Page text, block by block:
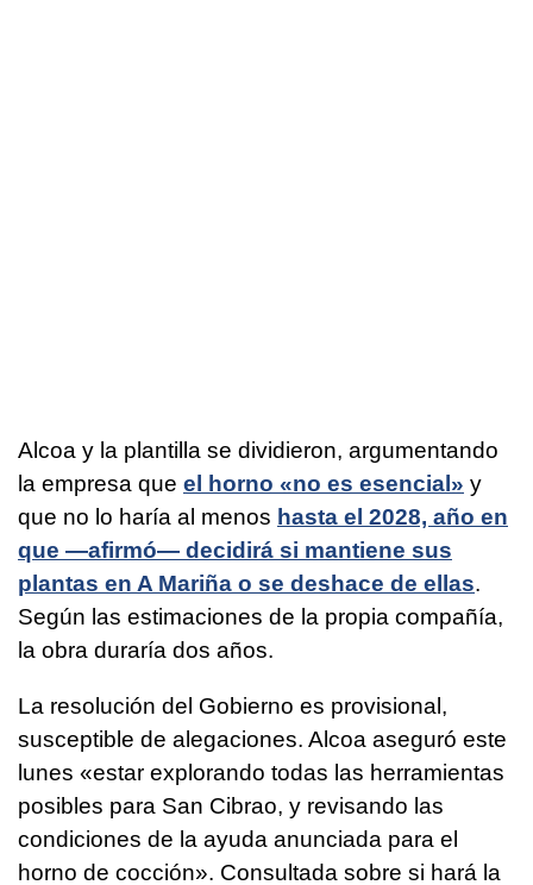
Alcoa y la plantilla se dividieron, argumentando
la empresa que el horno «no es esencial» y
que no lo haría al menos hasta el 2028, año en
que —afirmó— decidirá si mantiene sus
plantas en A Mariña o se deshace de ellas.
Según las estimaciones de la propia compañía,
la obra duraría dos años.
La resolución del Gobierno es provisional,
susceptible de alegaciones. Alcoa aseguró este
lunes «estar explorando todas las herramientas
posibles para San Cibrao, y revisando las
condiciones de la ayuda anunciada para el
horno de cocción». Consultada sobre si hará la